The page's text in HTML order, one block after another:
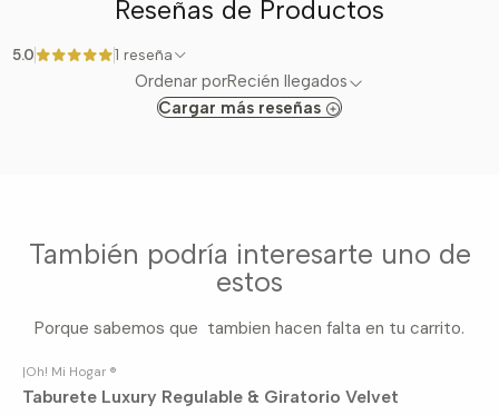
Reseñas de Productos
5.0 1 reseña
Ordenar porRecién llegados
Cargar más reseñas
También podría interesarte uno de
estos
Porque sabemos que tambien hacen falta en tu carrito.
Agotado
|Oh! Mi Hogar ®
Taburete Luxury Regulable & Giratorio Velvet